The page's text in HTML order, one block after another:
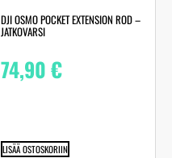
DJI OSMO POCKET EXTENSION ROD –
JATKOVARSI
74,90€
LISÄÄ OSTOSKORIIN